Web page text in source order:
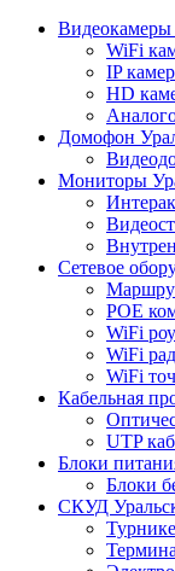
Видеокамеры
WiFi
IP
HD
Домофон
Мониторы
Сетевое
POE
WiFi
WiFi
WiFi
Кабельная
UTP
Блоки
Блоки
СКУД